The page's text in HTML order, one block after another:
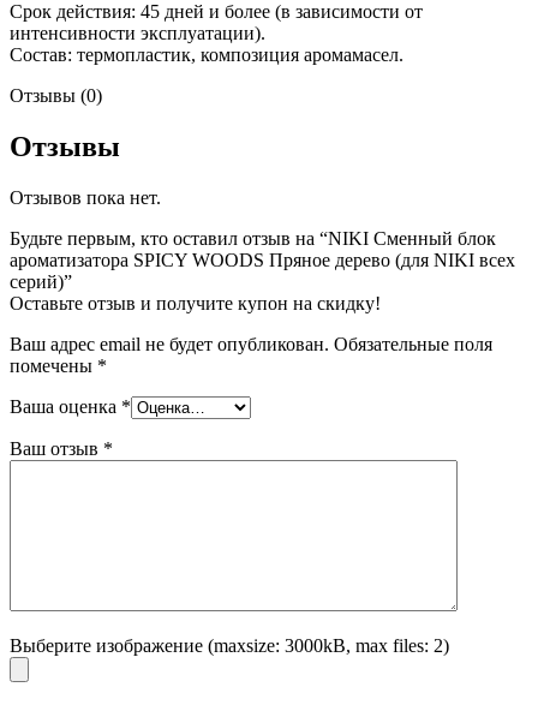
Срок действия: 45 дней и более (в зависимости от
интенсивности эксплуатации).
Состав: термопластик, композиция аромамасел.
Отзывы (0)
Отзывы
Отзывов пока нет.
Будьте первым, кто оставил отзыв на “NIKI Сменный блок
ароматизатора SPICY WOODS Пряное дерево (для NIKI всех
серий)”
Оставьте отзыв и получите купон на скидку!
Ваш адрес email не будет опубликован. Обязательные поля
помечены *
Ваша оценка *
Ваш отзыв *
Выберите изображение (maxsize: 3000kB, max files: 2)